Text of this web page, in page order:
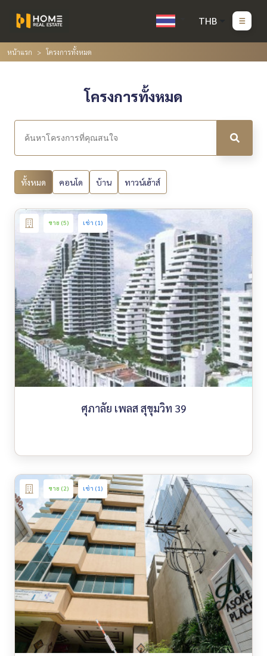
THB
หน้าแรก โครงการทั้งหมด
โครงการทั้งหมด
ทั้งหมด คอนโด บ้าน ทาวน์เฮ้าส์
ขาย (5) เช่า (1)
ศุภาลัย เพลส สุขุมวิท 39
ขาย (2) เช่า (1)